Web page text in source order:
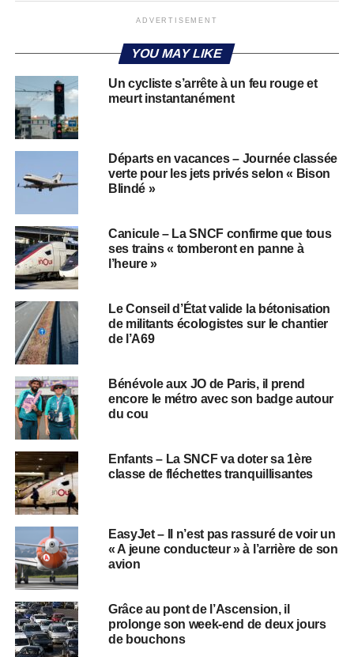
ADVERTISEMENT
YOU MAY LIKE
Un cycliste s’arrête à un feu rouge et
meurt instantanément
Départs en vacances – Journée classée
verte pour les jets privés selon « Bison
Blindé »
Canicule – La SNCF confirme que tous
ses trains « tomberont en panne à
l’heure »
Le Conseil d’État valide la bétonisation
de militants écologistes sur le chantier
de l’A69
Bénévole aux JO de Paris, il prend
encore le métro avec son badge autour
du cou
Enfants – La SNCF va doter sa 1ère
classe de fléchettes tranquillisantes
EasyJet – Il n’est pas rassuré de voir un
« A jeune conducteur » à l’arrière de son
avion
Grâce au pont de l’Ascension, il
prolonge son week-end de deux jours
de bouchons